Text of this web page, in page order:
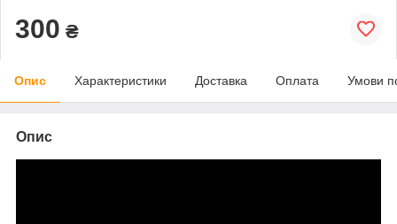
300 ₴
Опис Характеристики Доставка Оплата Умови
Опис